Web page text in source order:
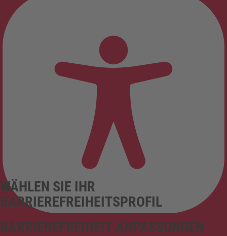
BARRIEREFREIHEIT-ANPASSUNGEN
WÄHLEN SIE IHR
BARRIEREFREIHEITSPROFIL